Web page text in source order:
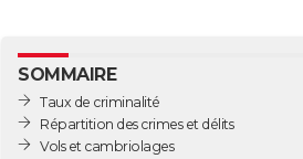
SOMMAIRE
Taux de criminalité
Répartition des crimes et délits
Vols et cambriolages